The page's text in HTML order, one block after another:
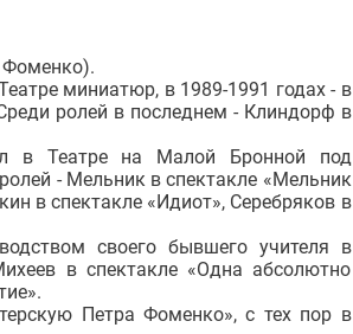
Фоменко).
миниатюр, в 1989-1991 годах - в
ролей в последнем - Клиндорф в
в Театре на Малой Бронной под
- Мельник в спектакле «Мельник
в спектакле «Идиот», Серебряков в
своего бывшего учителя в
в спектакле «Одна абсолютно
Петра Фоменко», с тех пор в